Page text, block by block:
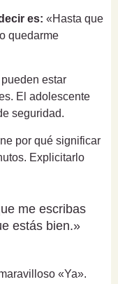
es: «Hasta que
quedarme
estar
El adolescente
seguridad.
por qué significar
Explicitarlo
me escribas
estás bien.»
«Ya».